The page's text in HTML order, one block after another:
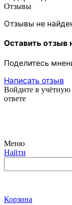
Отзывы
Отзывы не
Оставить отзыв
Поделитесь
Написать отзыв
Войдите в
ответе
Меню
Найти
Корзина